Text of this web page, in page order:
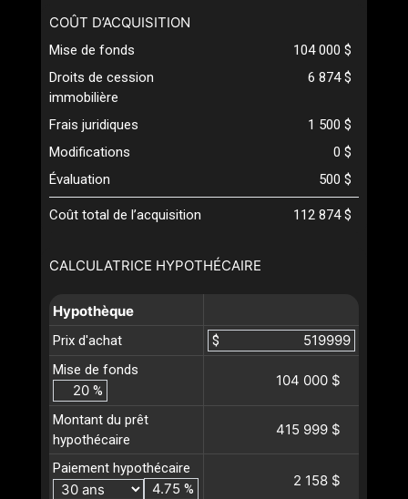
CALCULATRICE HYPOTHÉCAIRE
Hypothèque
Prix d'achat
$
Mise de fonds
%
104 000 $
Montant du prêt
hypothécaire
415 999 $
Paiement hypothécaire
%
2 158 $
COÛT D’ACQUISITION
Mise de fonds
104 000 $
Droits de cession
immobilière
6 874 $
Frais juridiques
1 500 $
Modifications
0 $
Évaluation
500 $
Coût total de l’acquisition 112 874 $